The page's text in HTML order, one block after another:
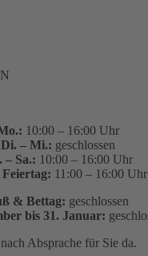
10:00 – 16:00 Uhr
Di. – Mi.: geschlossen
– Sa.: 10:00 – 16:00 Uhr
11:00 – 16:00 Uhr
& Bettag: geschlossen
bis 31. Januar:
Absprache für Sie da.